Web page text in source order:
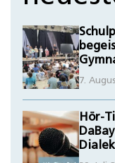
7.
Hör-